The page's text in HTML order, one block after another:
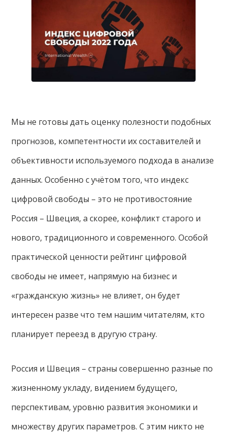
Мы не готовы дать оценку полезности подобных
прогнозов, компетентности их составителей и
объективности используемого подхода в анализе
данных. Особенно с учётом того, что индекс
цифровой свободы – это не противостояние
Россия – Швеция, а скорее, конфликт старого и
нового, традиционного и современного. Особой
практической ценности рейтинг цифровой
свободы не имеет, напрямую на бизнес и
«гражданскую жизнь» не влияет, он будет
интересен разве что тем нашим читателям, кто
планирует переезд в другую страну.
Россия и Швеция – страны совершенно разные по
жизненному укладу, видением будущего,
перспективам, уровню развития экономики и
множеству других параметров. С этим никто не